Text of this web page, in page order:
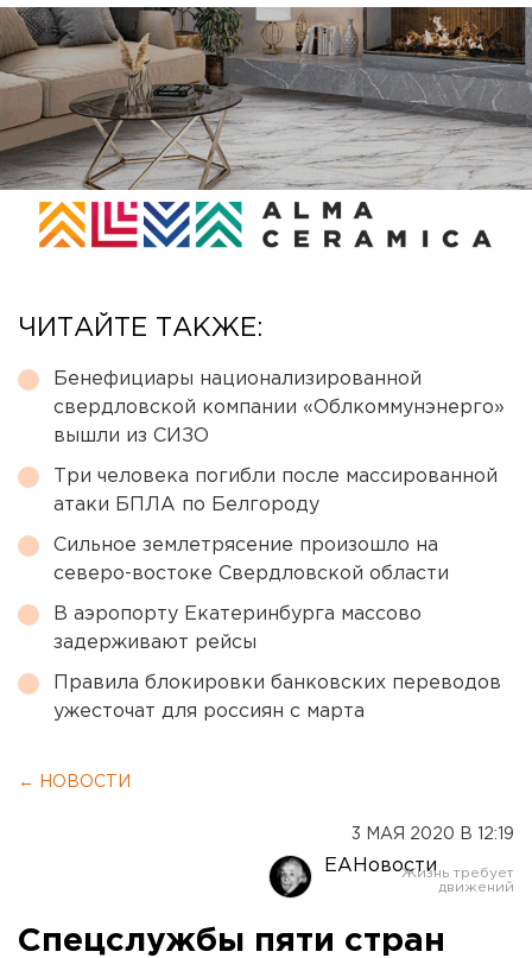
ЧИТАЙТЕ ТАКЖЕ:
Бенефициары национализированной
свердловской компании «Облкоммунэнерго»
вышли из СИЗО
Три человека погибли после массированной
атаки БПЛА по Белгороду
Сильное землетрясение произошло на
северо-востоке Свердловской области
В аэропорту Екатеринбурга массово
задерживают рейсы
Правила блокировки банковских переводов
ужесточат для россиян с марта
← НОВОСТИ
3 МАЯ 2020 В 12:19
ЕАНовости
Спецслужбы пяти стран